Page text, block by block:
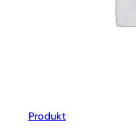
Produkt